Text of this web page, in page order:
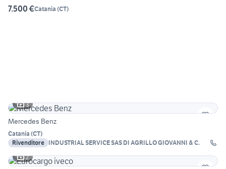
7.500 €Catania (CT)
3
Mercedes Benz
Catania (CT)
Rivenditore INDUSTRIAL SERVICE SAS DI AGRILLO GIOVANNI & C.
2